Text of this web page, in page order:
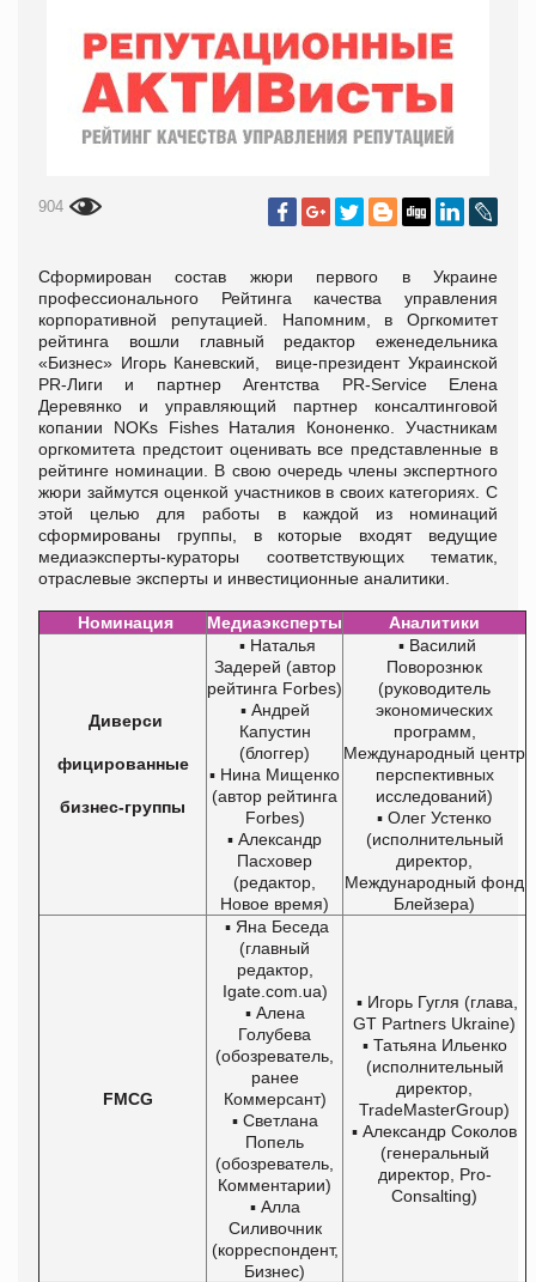
904
Сформирован состав жюри первого в Украине
профессионального Рейтинга качества управления
корпоративной репутацией. Напомним, в Оргкомитет
рейтинга вошли главный редактор еженедельника
«Бизнес» Игорь Каневский, вице-президент Украинской
PR-Лиги и партнер Агентства PR-Service Елена
Деревянко и управляющий партнер консалтинговой
копании NOKs Fishes Наталия Кононенко. Участникам
оргкомитета предстоит оценивать все представленные в
рейтинге номинации. В свою очередь члены экспертного
жюри займутся оценкой участников в своих категориях. С
этой целью для работы в каждой из номинаций
сформированы группы, в которые входят ведущие
медиаэксперты-кураторы соответствующих тематик,
отраслевые эксперты и инвестиционные аналитики.
Номинация Медиаэксперты Аналитики
Диверси
фицированные
бизнес-группы
▪ Наталья
Задерей (автор
рейтинга Forbes)
▪ Андрей
Капустин
(блоггер)
▪ Нина Мищенко
(автор рейтинга
Forbes)
▪ Александр
Пасховер
(редактор,
Новое время)
▪ Василий
Поворознюк
(руководитель
экономических
программ,
Международный центр
перспективных
исследований)
▪ Олег Устенко
(исполнительный
директор,
Международный фонд
Блейзера)
FMCG
▪ Яна Беседа
(главный
редактор,
Igate.com.ua)
▪ Алена
Голубева
(обозреватель,
ранее
Коммерсант)
▪ Светлана
Попель
(обозреватель,
Комментарии)
▪ Алла
Силивочник
(корреспондент,
Бизнес)
▪ Игорь Гугля (глава,
GT Partners Ukraine)
▪ Татьяна Ильенко
(исполнительный
директор,
TradeMasterGroup)
▪ Александр Соколов
(генеральный
директор, Pro-
Consalting)